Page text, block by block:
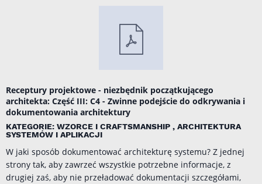
Receptury projektowe - niezbędnik początkującego
architekta: Część III: C4 - Zwinne podejście do odkrywania i
dokumentowania architektury
KATEGORIE: WZORCE I CRAFTSMANSHIP , ARCHITEKTURA
SYSTEMÓW I APLIKACJI
W jaki sposób dokumentować architekturę systemu? Z jednej
strony tak, aby zawrzeć wszystkie potrzebne informacje, z
drugiej zaś, aby nie przeładować dokumentacji szczegółami,